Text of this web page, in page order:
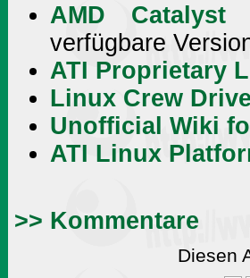
AMD
verfügbare
ATI Proprietary
Linux Crew
Unofficial Wiki
ATI Linux
>> Kommentare
Diesen